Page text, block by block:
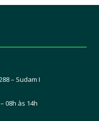
– Sudam I
08h às 14h